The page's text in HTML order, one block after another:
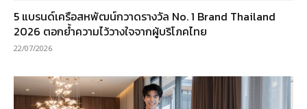
5 แบรนด์เครือสหพัฒน์กวาดรางวัล No. 1 Brand Thailand
2026 ตอกย้ำความไว้วางใจจากผู้บริโภคไทย
22/07/2026